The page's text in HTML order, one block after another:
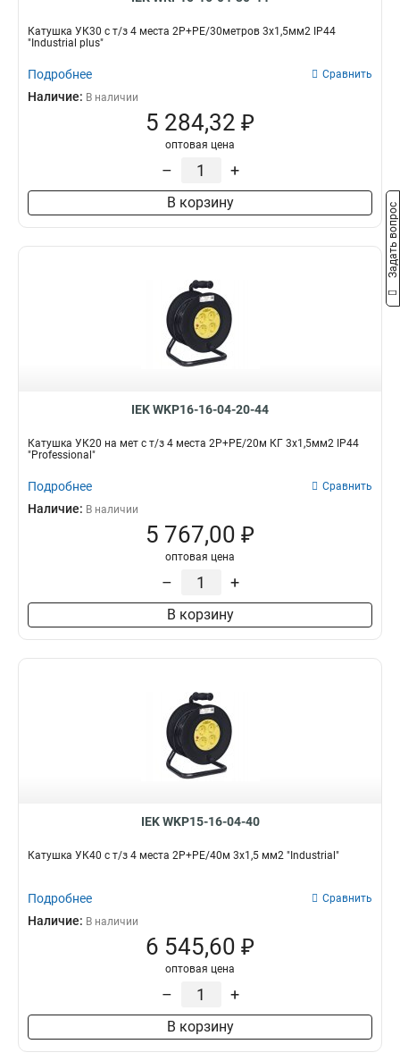
Катушка УК30 с т/з 4 места 2Р+PЕ/30метров 3х1,5мм2 IP44
"Industrial plus"
Подробнее Сравнить
Наличие: В наличии
5 284,32 ₽
оптовая цена
– +
В корзину
IEK WKP16-16-04-20-44
Катушка УК20 на мет с т/з 4 места 2Р+PЕ/20м КГ 3х1,5мм2 IP44
"Professional"
Подробнее Сравнить
Наличие: В наличии
5 767,00 ₽
оптовая цена
– +
В корзину
IEK WKP15-16-04-40
Катушка УК40 с т/з 4 места 2Р+PЕ/40м 3х1,5 мм2 "Industrial"
Подробнее Сравнить
Наличие: В наличии
6 545,60 ₽
оптовая цена
– +
В корзину
Задать вопрос